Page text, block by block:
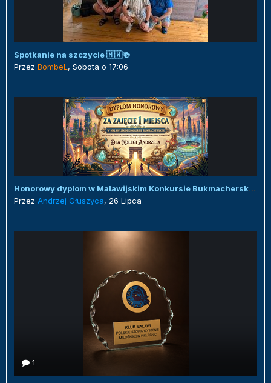
Spotkanie na szczycie 🇲🇼🍻
Przez BombeL , Sobota o 17:06
Honorowy dyplom w Malawijskim Konkursie Bukmacherskim :)
Przez Andrzej Głuszyca, 26 Lipca
1